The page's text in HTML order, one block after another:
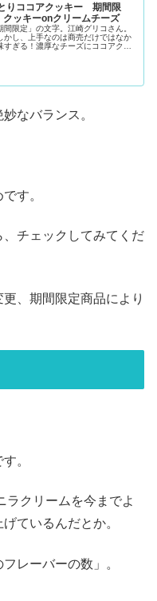
りココアクッキー 期間限
ッキーonクリームチーズ
間限定」の文字。江崎グリコさん。
かし、上手なのは商売だけではなか
ぎる！濃厚なチーズにココアクッ
なバランス。
す。
チェックしてみてくだ
、期間限定商品により
。
ラクリームを今までよ
ているんだとか。
レーバーの数」。